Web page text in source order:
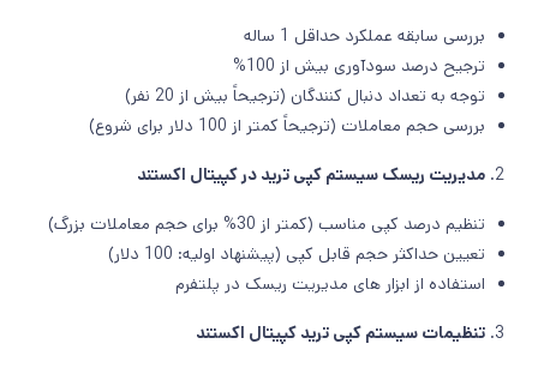
بررسی سابقه عملکرد حداقل 1 ساله
ترجیح درصد سودآوری بیش از 100%
توجه به تعداد دنبال کنندگان (ترجیحاً بیش از 20 نفر)
بررسی حجم معاملات (ترجیحاً کمتر از 100 دلار برای شروع)
مدیریت ریسک سیستم کپی ترید در کپیتال اکستند
تنظیم درصد کپی مناسب (کمتر از 30% برای حجم معاملات بزرگ)
تعیین حداکثر حجم قابل کپی (پیشنهاد اولیه: 100 دلار)
استفاده از ابزار های مدیریت ریسک در پلتفرم
تنظیمات سیستم کپی ترید کپیتال اکستند